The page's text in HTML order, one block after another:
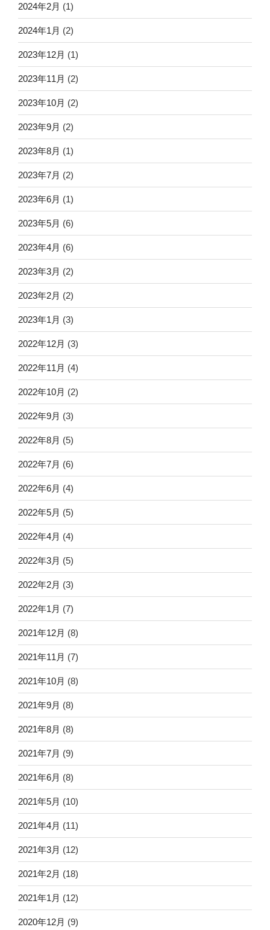
2024年2月 (1)
2024年1月 (2)
2023年12月 (1)
2023年11月 (2)
2023年10月 (2)
2023年9月 (2)
2023年8月 (1)
2023年7月 (2)
2023年6月 (1)
2023年5月 (6)
2023年4月 (6)
2023年3月 (2)
2023年2月 (2)
2023年1月 (3)
2022年12月 (3)
2022年11月 (4)
2022年10月 (2)
2022年9月 (3)
2022年8月 (5)
2022年7月 (6)
2022年6月 (4)
2022年5月 (5)
2022年4月 (4)
2022年3月 (5)
2022年2月 (3)
2022年1月 (7)
2021年12月 (8)
2021年11月 (7)
2021年10月 (8)
2021年9月 (8)
2021年8月 (8)
2021年7月 (9)
2021年6月 (8)
2021年5月 (10)
2021年4月 (11)
2021年3月 (12)
2021年2月 (18)
2021年1月 (12)
2020年12月 (9)